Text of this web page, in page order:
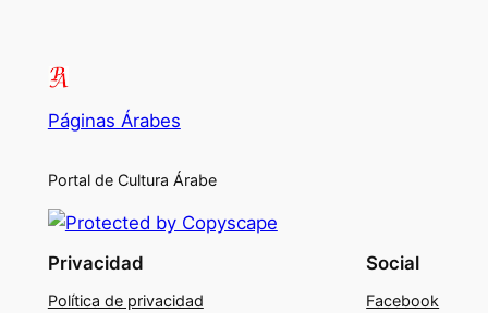
Páginas Árabes
Portal de Cultura Árabe
Privacidad
Política de privacidad
Social
Facebook